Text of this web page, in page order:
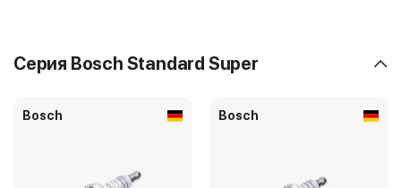
Серия Bosch Standard Super
Bosch Bosch